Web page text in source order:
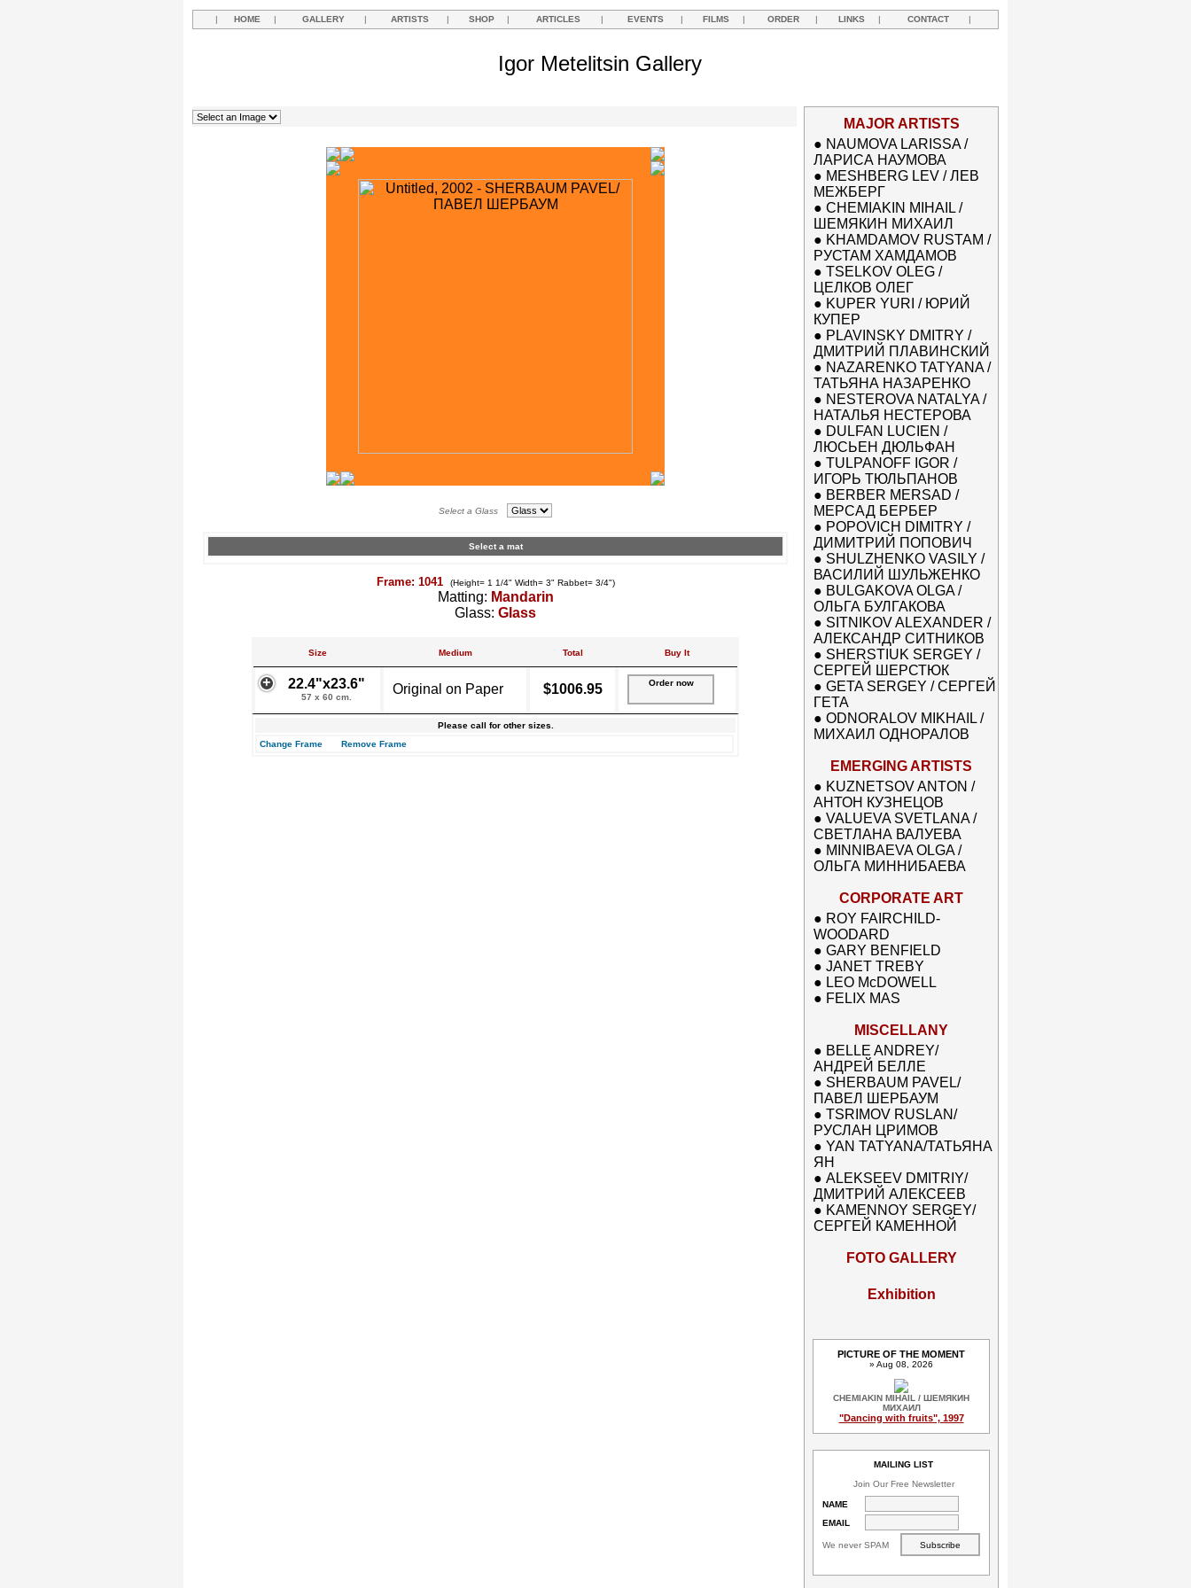
| HOME | GALLERY | ARTISTS | SHOP | ARTICLES | EVENTS | FILMS | ORDER | LINKS | CONTACT |
Igor Metelitsin Gallery
Select a Glass
Select a mat
Frame: 1041 (Height= 1 1/4" Width= 3" Rabbet= 3/4")
Matting: Mandarin
Glass: Glass
Size Medium Total Buy It
22.4"x23.6"
57 x 60 cm.
Original on Paper $1006.95 Order now
Please call for other sizes.
Change Frame
Remove Frame
MAJOR ARTISTS
● NAUMOVA LARISSA /
ЛАРИСА НАУМОВА
● MESHBERG LEV / ЛЕВ
МЕЖБЕРГ
● CHEMIAKIN MIHAIL /
ШЕМЯКИН МИХАИЛ
● KHAMDAMOV RUSTAM /
РУСТАМ ХАМДАМОВ
● TSELKOV OLEG /
ЦЕЛКОВ ОЛЕГ
● KUPER YURI / ЮРИЙ
КУПЕР
● PLAVINSKY DMITRY /
ДМИТРИЙ ПЛАВИНСКИЙ
● NAZARENKO TATYANA /
ТАТЬЯНА НАЗАРЕНКО
● NESTEROVA NATALYA /
НАТАЛЬЯ НЕСТЕРОВА
● DULFAN LUCIEN /
ЛЮСЬЕН ДЮЛЬФАН
● TULPANOFF IGOR /
ИГОРЬ ТЮЛЬПАНОВ
● BERBER MERSAD /
МЕРСАД БЕРБЕР
● POPOVICH DIMITRY /
ДИМИТРИЙ ПОПОВИЧ
● SHULZHENKO VASILY /
ВАСИЛИЙ ШУЛЬЖЕНКО
● BULGAKOVA OLGA /
ОЛЬГА БУЛГАКОВА
● SITNIKOV ALEXANDER /
АЛЕКСАНДР СИТНИКОВ
● SHERSTIUK SERGEY /
СЕРГЕЙ ШЕРСТЮК
● GETA SERGEY / СЕРГЕЙ
ГЕТА
● ODNORALOV MIKHAIL /
МИХАИЛ ОДНОРАЛОВ
EMERGING ARTISTS
● KUZNETSOV ANTON /
АНТОН КУЗНЕЦОВ
● VALUEVA SVETLANA /
СВЕТЛАНА ВАЛУЕВА
● MINNIBAEVA OLGA /
ОЛЬГА МИННИБАЕВА
CORPORATE ART
● ROY FAIRCHILD-
WOODARD
● GARY BENFIELD
● JANET TREBY
● LEO McDOWELL
● FELIX MAS
MISCELLANY
● BELLE ANDREY/
АНДРЕЙ БЕЛЛЕ
● SHERBAUM PAVEL/
ПАВЕЛ ШЕРБАУМ
● TSRIMOV RUSLAN/
РУСЛАН ЦРИМОВ
● YAN TATYANA/ТАТЬЯНА
ЯН
● ALEKSEEV DMITRIY/
ДМИТРИЙ АЛЕКСЕЕВ
● KAMENNOY SERGEY/
СЕРГЕЙ КАМЕННОЙ
FOTO GALLERY
Exhibition
PICTURE OF THE MOMENT
» Aug 08, 2026
CHEMIAKIN MIHAIL / ШЕМЯКИН
МИХАИЛ
"Dancing with fruits", 1997
MAILING LIST
Join Our Free Newsletter
NAME
EMAIL
We never SPAM